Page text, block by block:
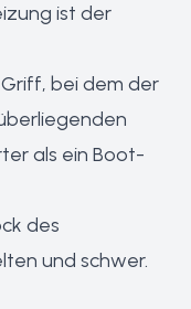
ist der
bei dem der
als ein Boot-
des
und schwer.